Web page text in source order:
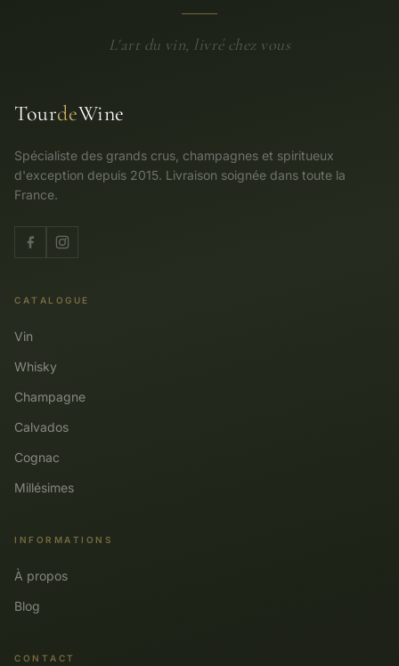
L'art du vin, livré chez vous
TourdeWine
Spécialiste des grands crus, champagnes et spiritueux
d'exception depuis 2015. Livraison soignée dans toute la
France.
CATALOGUE
Vin
Whisky
Champagne
Calvados
Cognac
Millésimes
INFORMATIONS
À propos
Blog
CONTACT